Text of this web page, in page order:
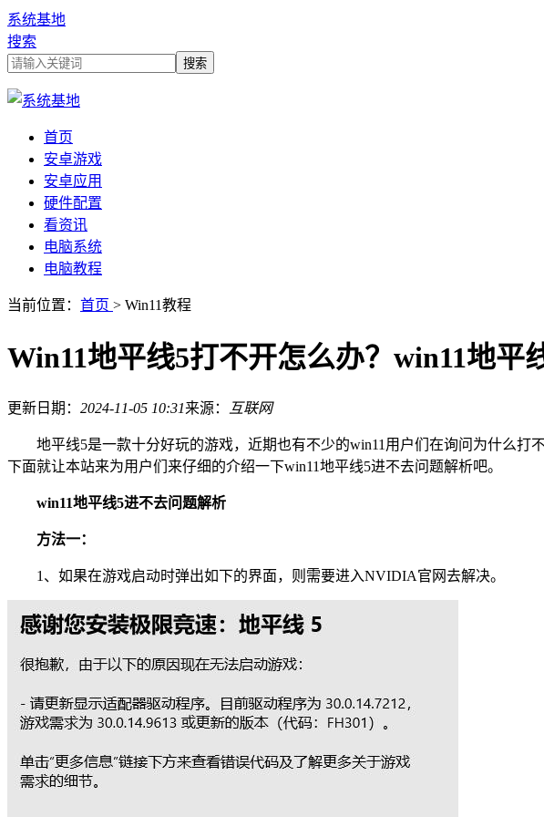
系统基地
搜索
首页
安卓游戏
安卓应用
硬件配置
看资讯
电脑系统
电脑教程
当前位置： 首页 > Win11教程
Win11地平线5打不开怎么办？win11地平
更新日期： 2024-11-05 10:31来源： 互联网
地平线5是一款十分好玩的游戏，近期也有不少的win11用户们在询问为什么打
下面就让本站来为用户们来仔细的介绍一下win11地平线5进不去问题解析吧。
win11地平线5进不去问题解析
方法一：
1、如果在游戏启动时弹出如下的界面，则需要进入NVIDIA官网去解决。